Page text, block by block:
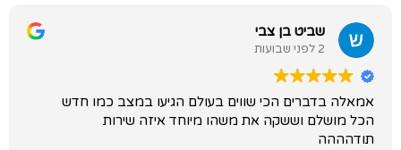
שביט בן צבי
2 לפני שבועות
אמאלה בדברים הכי שווים בעולם הגיעו במצב כמו חדש
הכל מושלם וששקה את משהו מיוחד איזה שירות
תודהההה